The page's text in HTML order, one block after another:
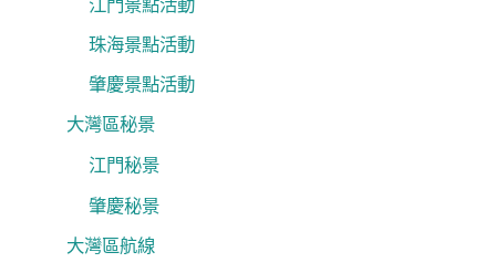
江門景點活動
珠海景點活動
肇慶景點活動
大灣區秘景
江門秘景
肇慶秘景
大灣區航線